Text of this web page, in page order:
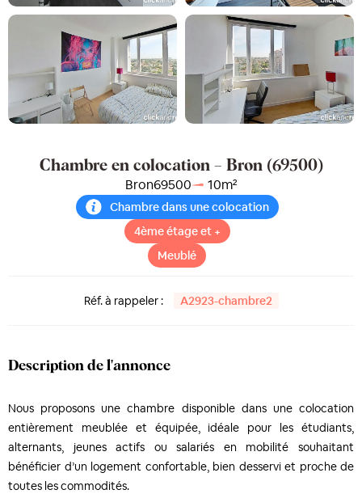
Chambre en colocation – Bron (69500)
Bron69500 10m²
Chambre dans une colocation
4ème étage et +
Meublé
Réf. à rappeler : A2923-chambre2
Description de l'annonce
Nous proposons une chambre disponible dans une colocation
entièrement meublée et équipée, idéale pour les étudiants,
alternants, jeunes actifs ou salariés en mobilité souhaitant
bénéficier d’un logement confortable, bien desservi et proche de
toutes les commodités.